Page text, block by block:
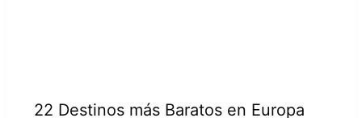
22 Destinos más Baratos en Europa